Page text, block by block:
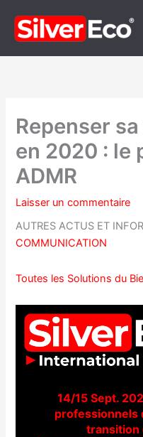
contenu
Repenser
en 2020 : le
ADMR
Laisser un commentaire
AUTRES ACTUS ET
COMMUNICATION
Toutes les Solutions du
14/15 Sept.
professionnels
transition